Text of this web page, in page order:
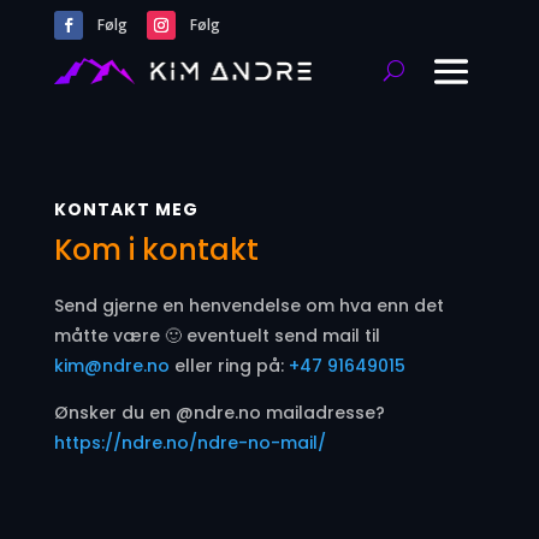
Følg Følg
KONTAKT MEG
Kom i kontakt
Send gjerne en henvendelse om hva enn det
måtte være 🙂 eventuelt send mail til
kim@ndre.no eller ring på: +47 91649015
Ønsker du en @ndre.no mailadresse?
https://ndre.no/ndre-no-mail/